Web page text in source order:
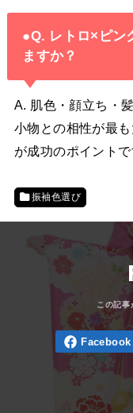
●Q. レトロ×ピン
ますか？
A. 肌色・顔立ち・
小物との相性が最
が成功のポイントで
振袖色選び